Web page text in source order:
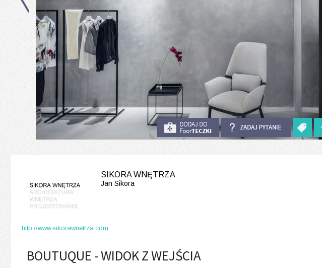
SIKORA WNĘTRZA
Jan Sikora
http://www.sikorawnetrza.com
BOUTUQUE - WIDOK Z WEJŚCIA